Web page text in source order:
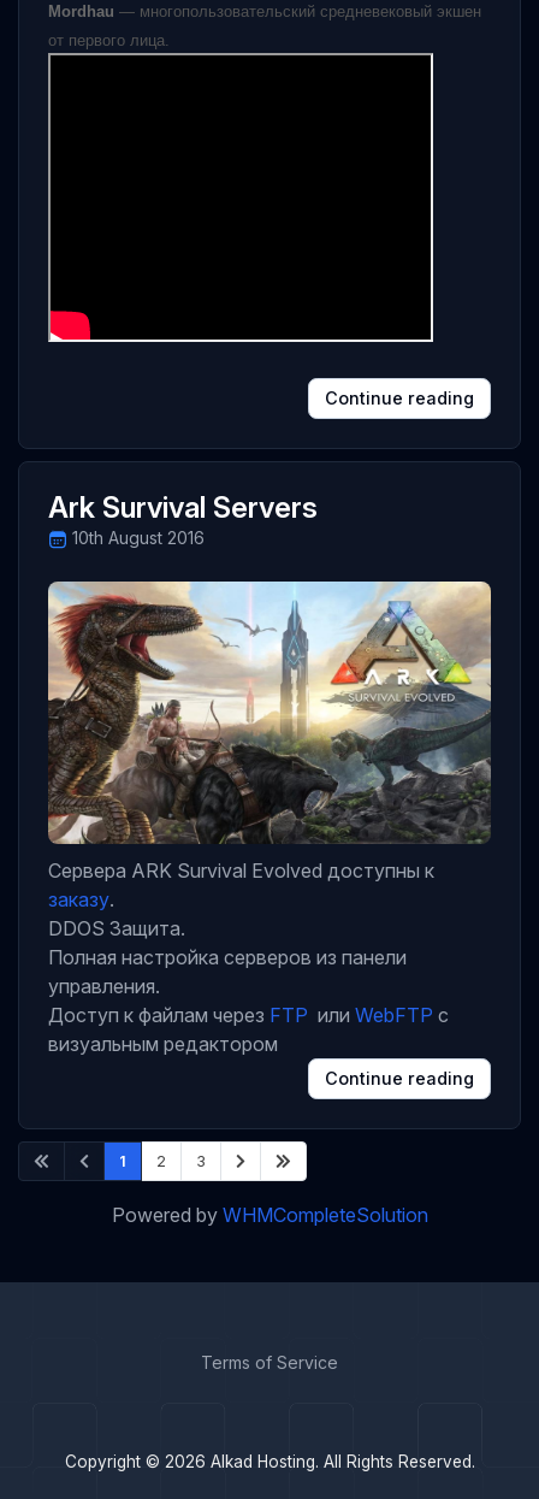
Mordhau — многопользовательский средневековый экшен
от первого лица.
Continue reading
Ark Survival Servers
10th August 2016
Сервера ARK Survival Evolved доступны к
заказу.
DDOS Защита.
Полная настройка серверов из панели
управления.
Доступ к файлам через FTP или WebFTP с
визуальным редактором
Continue reading
1 2 3
Powered by WHMCompleteSolution
Terms of Service
Copyright © 2026 Alkad Hosting. All Rights Reserved.